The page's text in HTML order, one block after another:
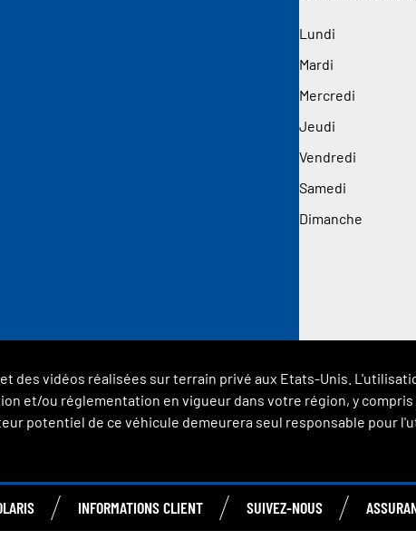
Lundi
Mardi
Mercredi
Jeudi
Vendredi
Samedi
Dimanche
vidéos réalisées sur terrain privé aux Etats-Unis.
et/ou réglementation en vigueur dans votre région, y
potentiel de ce véhicule demeurera seul responsable pour
INFORMATIONS CLIENT SUIVEZ-NOUS